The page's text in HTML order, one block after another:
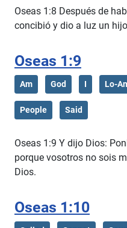
Oseas 1:8 Después de
concibió y dio a luz un
Oseas 1:9
Am God I Lo-
People Said
Oseas 1:9 Y dijo Dios:
porque vosotros no sois
Dios.
Oseas 1:10